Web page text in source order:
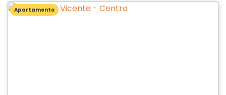
Apartamento